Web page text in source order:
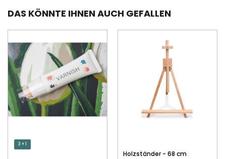
DAS KÖNNTE IHNEN AUCH GEFALLEN
3 + 1
Holzständer - 68 cm